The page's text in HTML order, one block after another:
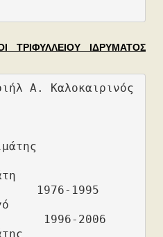
ΤΡΙΦΥΛΛΕΙΟΥ ΙΔΡΥΜΑΤΟΣ
Α. Καλοκαιρινός
Φώτιος
Κασιμάτης
1976-1995
1996-2006